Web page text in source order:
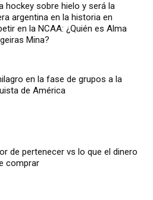
hockey sobre hielo y será la
argentina en la historia en
en la NCAA: ¿Quién es Alma
Mina?
en la fase de grupos a la
de América
de pertenecer vs lo que el dinero
comprar